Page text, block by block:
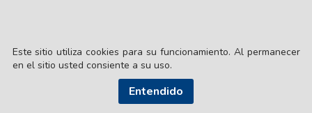
Este sitio utiliza cookies para su funcionamiento. Al permanecer
en el sitio usted consiente a su uso.
Entendido